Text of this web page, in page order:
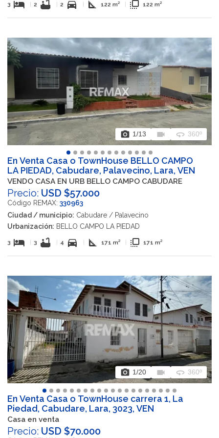
3 hotel 2 bathtub 2 directions_car square_foot 122 m² flip_to_front 122 m²
photo_camera 1/13 videocam 360 360º
En Venta Casa o TownHouse BELLO CAMPO
LA PIEDAD, Cabudare, Palavecino, Lara, VEN
VENDO CASA EN URB BELLO CAMPO CABUDARE
Precio: USD $57.000
Código REMAX: 330963
Ciudad / municipio: Cabudare / Palavecino
Urbanización: BELLO CAMPO LA PIEDAD
3 hotel 3 bathtub 4 directions_car square_foot 171 m² flip_to_front 171 m²
photo_camera 1/20 videocam 360 360º
En Venta Casa o TownHouse carrera 1, La
Piedad, Cabudare, Lara, 3023, VEN
Casa en venta
Precio: USD $70.000